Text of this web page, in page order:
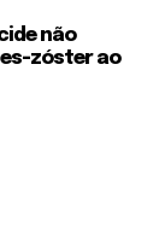
não
zóster ao